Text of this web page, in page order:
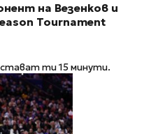
на Везенков и
Tournament
ти 15 минути.